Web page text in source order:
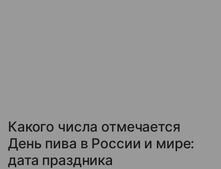
Какого числа отмечается
День пива в России и мире:
дата праздника